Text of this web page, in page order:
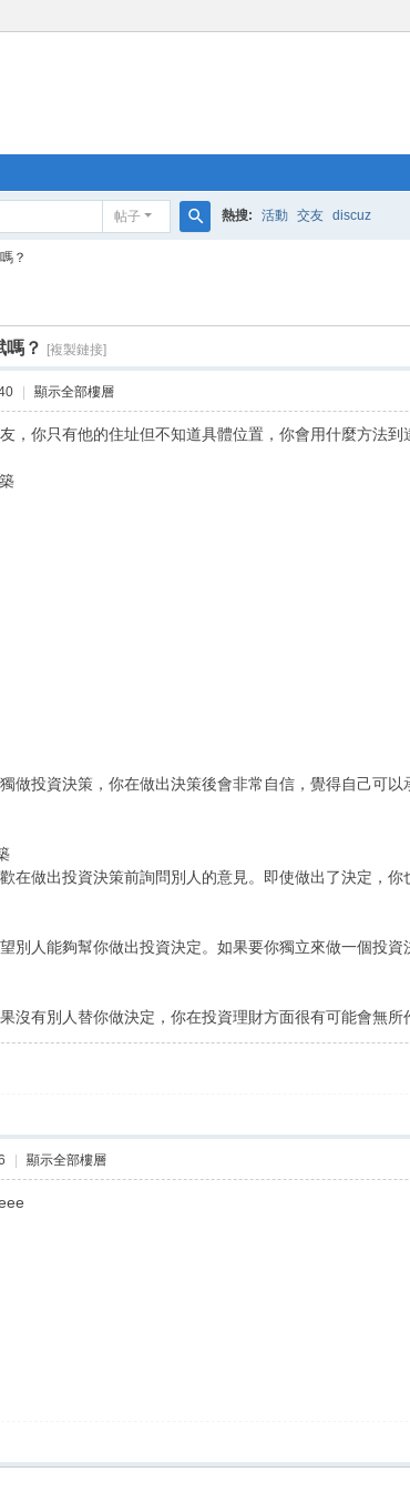
帖子 熱搜: 活動 交友 discuz
？
嗎？ [複製鏈接]
顯示全部樓層
，你只有他的住址但不知道具體位置，你會用什麼方法到
投資決策，你在做出決策後會非常自信，覺得自己可以
做出投資決策前詢問別人的意見。即使做出了決定，你
人能夠幫你做出投資決定。如果要你獨立來做一個投資
有別人替你做決定，你在投資理財方面很有可能會無所
顯示全部樓層